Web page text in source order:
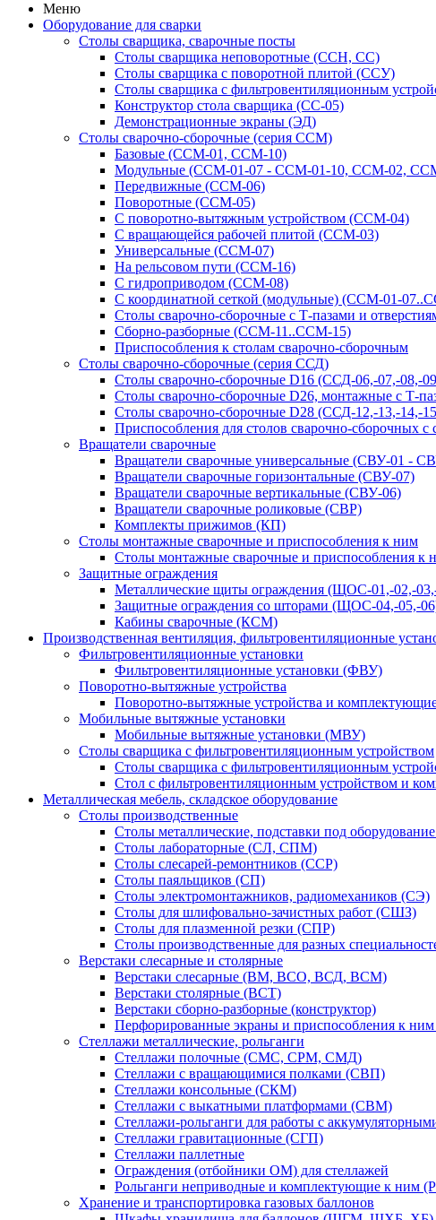
Меню
Оборудование для сварки
Столы сварщика, сварочные посты
Столы сварщика неповоротные (ССН, СС)
Столы сварщика с поворотной плитой (ССУ)
Столы сварщика с фильтровентиляционным
Конструктор стола сварщика (СС-05)
Демонстрационные экраны (ЭД)
Столы сварочно-сборочные (серия ССМ)
Базовые (ССМ-01, ССМ-10)
Модульные (ССМ-01-07 - ССМ-01-10, ССМ-02,
Передвижные (ССМ-06)
Поворотные (ССМ-05)
С поворотно-вытяжным устройством (ССМ-04)
С вращающейся рабочей плитой (ССМ-03)
Универсальные (ССМ-07)
На рельсовом пути (ССМ-16)
С гидроприводом (ССМ-08)
С координатной сеткой (модульные) (ССМ-01-
Столы сварочно-сборочные с Т-пазами и
Сборно-разборные (ССМ-11..ССМ-15)
Приспособления к столам сварочно-сборочным
Столы сварочно-сборочные (серия ССД)
Столы сварочно-сборочные D16 (ССД-06,-07,-08,-
Столы сварочно-сборочные D26, монтажные с Т-
Столы сварочно-сборочные D28 (ССД-12,-13,-14,-
Приспособления для столов сварочно-
Вращатели сварочные
Вращатели сварочные универсальные (СВУ-01 -
Вращатели сварочные горизонтальные (СВУ-07)
Вращатели сварочные вертикальные (СВУ-06)
Вращатели сварочные роликовые (СВР)
Комплекты прижимов (КП)
Столы монтажные сварочные и приспособления к ним
Столы монтажные сварочные и
Защитные ограждения
Металлические щиты ограждения (ЩОС-01,-02,-
Защитные ограждения со шторами (ЩОС-04,-05,-
Кабины сварочные (КСМ)
Производственная вентиляция, фильтровентиляционные
Фильтровентиляционные установки
Фильтровентиляционные установки (ФВУ)
Поворотно-вытяжные устройства
Поворотно-вытяжные устройства и
Мобильные вытяжные установки
Мобильные вытяжные установки (МВУ)
Столы сварщика с фильтровентиляционным устройством
Столы сварщика с фильтровентиляционным
Стол с фильтровентиляционным устройством и
Металлическая мебель, складское оборудование
Столы производственные
Столы металлические, подставки под
Столы лабораторные (СЛ, СПМ)
Столы слесарей-ремонтников (ССР)
Столы паяльщиков (СП)
Столы электромонтажников, радиомехаников (СЭ)
Столы для шлифовально-зачистных работ (СШЗ)
Столы для плазменной резки (СПР)
Столы производственные для разных
Верстаки слесарные и столярные
Верстаки слесарные (ВМ, ВСО, ВСД, ВСМ)
Верстаки столярные (ВСТ)
Верстаки сборно-разборные (конструктор)
Перфорированные экраны и приспособления к
Стеллажи металлические, рольганги
Стеллажи полочные (СМС, СРМ, СМД)
Стеллажи с вращающимися полками (СВП)
Стеллажи консольные (СКМ)
Стеллажи с выкатными платформами (СВМ)
Стеллажи-рольганги для работы с
Стеллажи гравитационные (СГП)
Стеллажи паллетные
Ограждения (отбойники ОМ) для стеллажей
Рольганги неприводные и комплектующие к ним
Хранение и транспортировка газовых баллонов